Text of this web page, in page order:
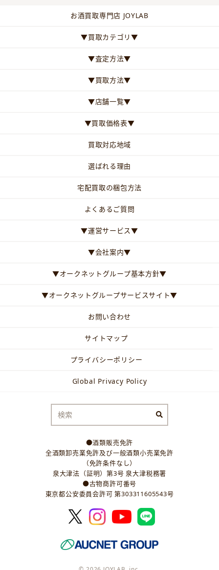
お酒買取専門店 JOYLAB
▼買取カテゴリ▼
▼査定方法▼
▼買取方法▼
▼店舗一覧▼
▼買取価格表▼
買取対応地域
選ばれる理由
宅配買取の梱包方法
よくあるご質問
▼運営サービス▼
▼会社案内▼
▼オークネットグループ基本方針▼
▼オークネットグループサービスサイト▼
お問い合わせ
サイトマップ
プライバシーポリシー
Global Privacy Policy
●酒類販売免許
全酒類卸売業免許及び一般酒類小売業免許
（免許条件なし）
泉大津法（証明）第3号 泉大津税務署
●古物商許可番号
東京都公安委員会許可 第303311605543号